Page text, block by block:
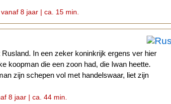
8 jaar | ca. 15 min.
In een zeker koninkrijk ergens ver hier
koopman die een zoon had, die Iwan heette.
zijn schepen vol met handelswaar, liet zijn
8 jaar | ca. 44 min.